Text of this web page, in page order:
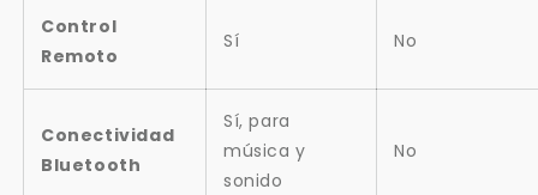
Control
Remoto
Sí No
Conectividad
Bluetooth
Sí, para
música y
sonido
No